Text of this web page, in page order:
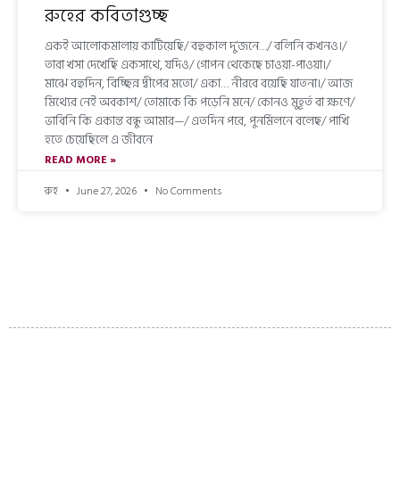
রুহের কবিতাগুচ্ছ
একই আলোকমালায় কাটিয়েছি/ বহুকাল দু’জনে…/ বলিনি কখনও।/
তারা খসা দেখেছি একসাথে, যদিও/ গোপন থেকেছে চাওয়া-পাওয়া।/
মাঝে বহুদিন, বিচ্ছিন্ন দ্বীপের মতো/ একা… নীরবে বয়েছি যাতনা।/ আজ
মিথ্যের নেই অবকাশ/ তোমাকে কি পড়েনি মনে/ কোনও মুহূর্ত বা ক্ষণে/
ভাবিনি কি একান্ত বন্ধু আমার—/ এতদিন পরে, পুনর্মিলনে বলেছ/ পাখি
হতে চেয়েছিলে এ জীবনে
READ MORE »
রুহ
June 27, 2026 No Comments